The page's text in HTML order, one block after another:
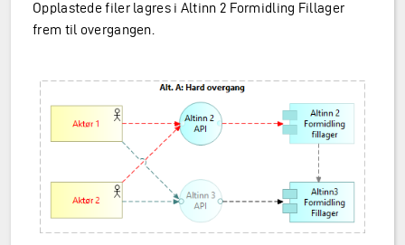
Opplastede filer lagres i Altinn 2 Formidling Fillager
frem til overgangen.